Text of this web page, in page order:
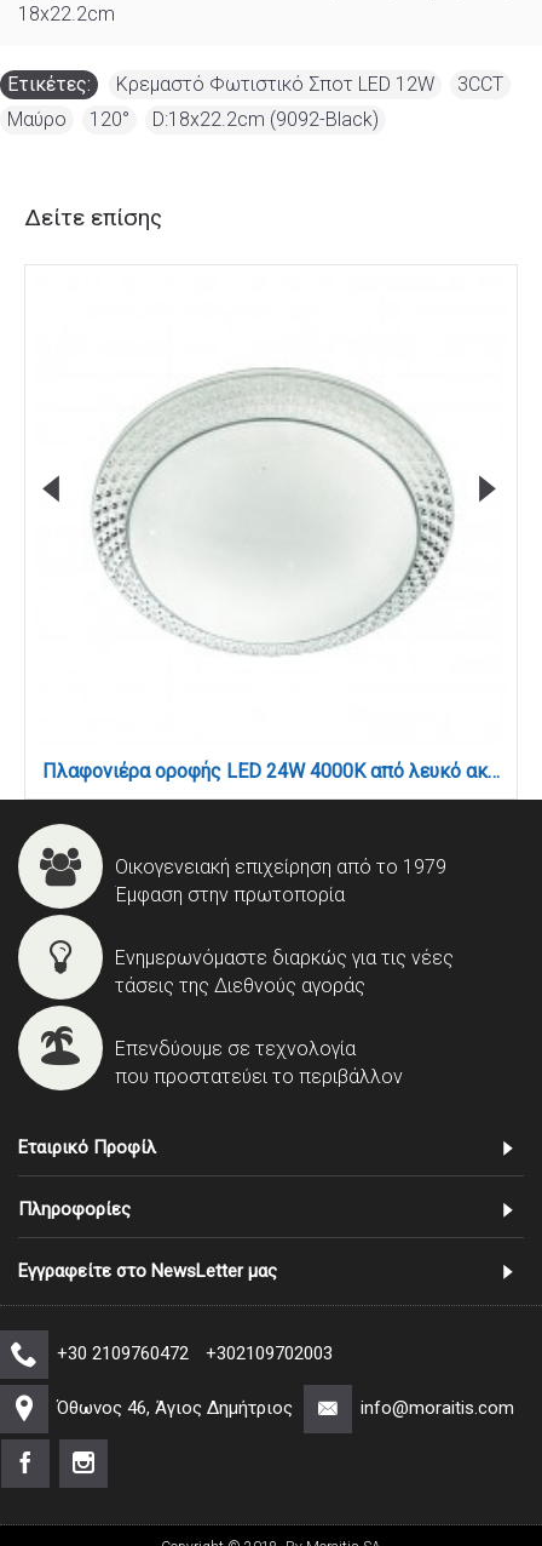
18x22.2cm
Ετικέτες: Κρεμαστό Φωτιστικό Σποτ LED 12W 3CCT
Μαύρο
120° D:18x22.2cm (9092-Black)
Δείτε επίσης
Πλαφονιέρα οροφής LED 24W 4000K από λευκό ακρυλικό D:40cm (42164-Β-Λευκό)
Οικογενειακή επιχείρηση από το 1979
Έμφαση στην πρωτοπορία
Ενημερωνόμαστε διαρκώς για τις νέες
τάσεις της Διεθνούς αγοράς
Επενδύουμε σε τεχνολογία
που προστατεύει το περιβάλλον
Εταιρικό Προφίλ
Πληροφορίες
Εγγραφείτε στο NewsLetter μας
+30 2109760472 +302109702003
Όθωνος 46, Άγιος Δημήτριος info@moraitis.com